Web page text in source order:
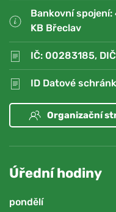
Bankovní
KB Břeclav
IČ: 00283185,
ID Datové
Organizační
Úřední hodiny
pondělí